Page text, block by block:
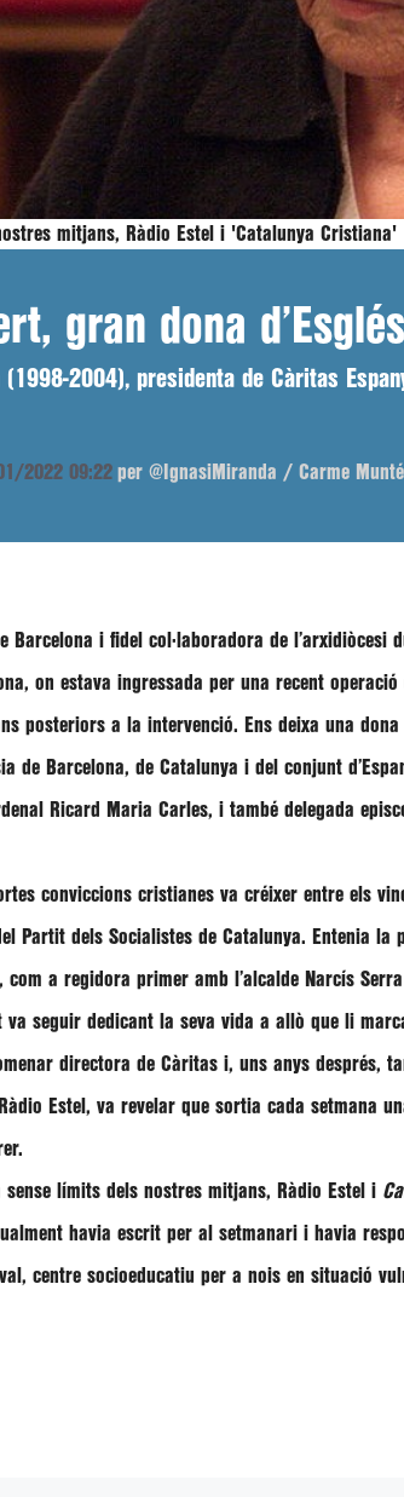
mitjans, Ràdio Estel i 'Catalunya Cristiana'
gran dona
2004), presidenta de Càritas
2022 09:22 per @IgnasiMiranda / Carme Munté
Barcelona i fidel col·laboradora de
on estava ingressada per una recent
posteriors a la intervenció. Ens deixa una
de Barcelona, de Catalunya i del conjunt
Ricard Maria Carles, i també delegada
conviccions cristianes va créixer entre els
Partit dels Socialistes de Catalunya. Entenia
com a regidora primer amb l’alcalde Narcís
va seguir dedicant la seva vida a allò que li
directora de Càritas i, uns anys després,
Estel, va revelar que sortia cada setmana
límits dels nostres mitjans, Ràdio Estel i
havia escrit per al setmanari i havia
centre socioeducatiu per a nois en situació